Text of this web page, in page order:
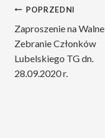
Nawigacja
wpisu
POPRZEDNI
Zaproszenie na Walne
Zebranie Członków
Lubelskiego TG dn.
28.09.2020 r.